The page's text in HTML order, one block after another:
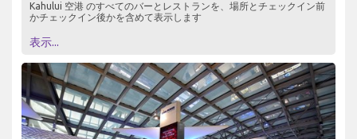
Kahului 空港 のすべてのバーとレストランを、場所とチェックイン前
かチェックイン後かを含めて表示します
表示...